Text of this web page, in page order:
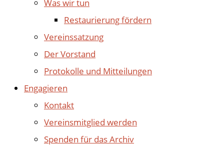
Was wir tun
Restaurierung fördern
Vereinssatzung
Der Vorstand
Protokolle und Mitteilungen
Engagieren
Kontakt
Vereinsmitglied werden
Spenden für das Archiv